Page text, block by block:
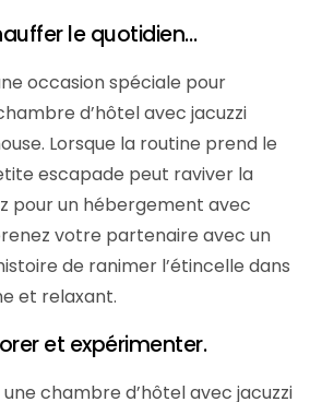
le quotidien…
occasion spéciale pour
d’hôtel avec jacuzzi
Lorsque la routine prend le
escapade peut raviver la
pour un hébergement avec
votre partenaire avec un
de ranimer l’étincelle dans
et relaxant.
et expérimenter.
une chambre d’hôtel avec jacuzzi